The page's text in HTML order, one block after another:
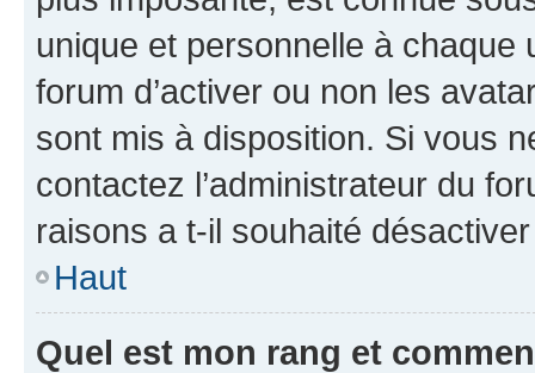
unique et personnelle à chaque
forum d’activer ou non les
sont mis à disposition. Si vous
contactez l’administrateur du
raisons a t-il souhaité
Haut
Quel est mon rang et